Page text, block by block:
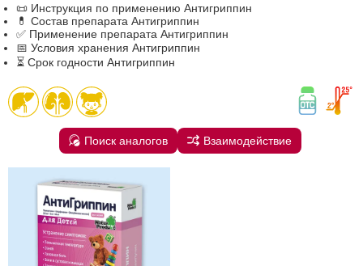
📜 Инструкция по применению Антигриппин
💊 Состав препарата Антигриппин
✅ Применение препарата Антигриппин
📅 Условия хранения Антигриппин
⏳ Срок годности Антигриппин
Поиск аналогов Взаимодействие